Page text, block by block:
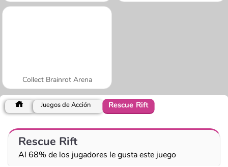
Collect Brainrot Arena
Juegos de Acción Rescue Rift
Rescue Rift
Al 68% de los jugadores le gusta este juego